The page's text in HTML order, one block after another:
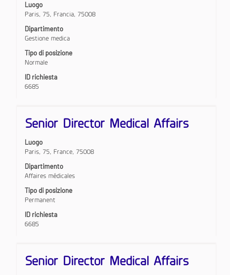
Luogo
Paris, 75, Francia, 75008
Dipartimento
Gestione medica
Tipo di posizione
Normale
ID richiesta
6685
con
la
barra
spaziatrice
visualizzare
i
contenuti
integrali
Titolo
Senior Director Medical Affairs
Luogo
Paris, 75, France, 75008
Dipartimento
Affaires médicales
Tipo di posizione
Permanent
ID richiesta
6685
Effettuare
una
con
la
barra
spaziatrice
visualizzare
i
contenuti
integrali
Titolo
Senior Director Medical Affairs
Effettuare
una